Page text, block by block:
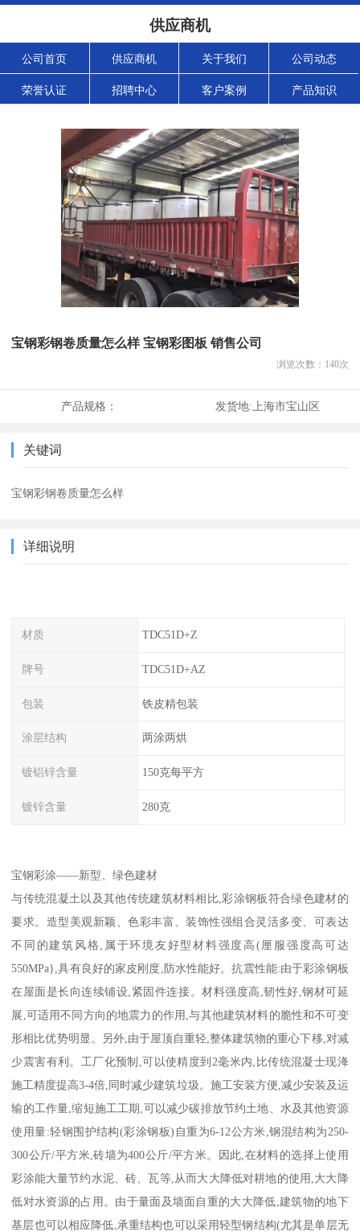
供应商机
公司首页 供应商机 关于我们 公司动态
荣誉认证 招聘中心 客户案例 产品知识
宝钢彩钢卷质量怎么样 宝钢彩图板 销售公司
浏览次数： 140次
产品规格： 发货地: 上海市宝山区
关键词
宝钢彩钢卷质量怎么样
详细说明
材质 TDC51D+Z
牌号 TDC51D+AZ
包装 铁皮精包装
涂层结构 两涂两烘
镀铝锌含量 150克每平方
镀锌含量 280克
宝钢彩涂——新型、绿色建材
与传统混凝土以及其他传统建筑材料相比,彩涂钢板符合绿色建材的
要求。造型美观新颖、色彩丰富、装饰性强组合灵活多变、可表达
不同的建筑风格,属于环境友好型材料强度高(厘服强度高可达
550MPa},具有良好的家皮刚度,防水性能好。抗震性能:由于彩涂钢板
在屋面是长向连续铺设,紧固件连接。材料强度高,韧性好,钢材可延
展,可适用不同方向的地震力的作用,与其他建筑材料的脆性和不可变
形相比优势明显。另外,由于屋顶自重轻,整体建筑物的重心下移,对减
少震害有利。工厂化预制,可以使精度到2毫米内,比传统混凝士现洚
施工精度提高3-4倍,同时减少建筑垃圾。施工安装方便,减少安装及运
输的工作量,缩短施工工期,可以减少碳排放节约土地、水及其他资源
使用量:轻钢围护结构(彩涂钢板)自重为6-12公方米,钢混结构为250-
300公斤/平方米,砖墙为400公斤/平方米。因此,在材料的选择上使用
彩涂能大量节约水泥、砖、瓦等,从而大大降低对耕地的使用,大大降
低对水资源的占用。由于量面及墙面自重的大大降低,建筑物的地下
基层也可以相应降低,承重结构也可以采用轻型钢结构(尤其是单层无